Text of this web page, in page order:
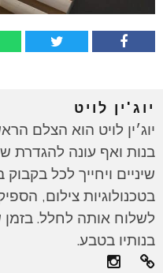
יוג'ין לויט
יוג׳ין לויט הוא הצלם
בנות ואף עונה להגדרת
שיניים ויחייך לכל
בטכנולוגיות צילום,
לשלוח אותה לחלל.
בנותיו בטבע.